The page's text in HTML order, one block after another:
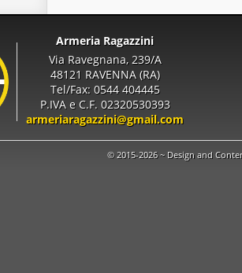
Armeria Ragazzini
Via Ravegnana, 239/A
48121 RAVENNA (RA)
Tel/Fax: 0544 404445
P.IVA e C.F. 02320530393
armeriaragazzini@gmail.com
© 2015-2026 ~ Design and